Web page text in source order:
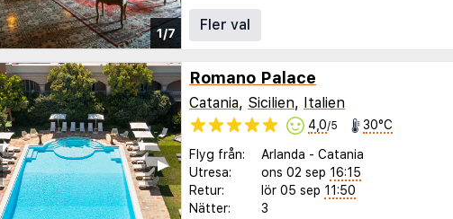
1/7
Fler val
▶︎
Romano Palace
Catania, Sicilien, Italien
4,0/5 30°C
Flyg från: Arlanda - Catania
Utresa:
ons 02 sep 16:15
Retur:
lör 05 sep 11:50
Nätter:
3